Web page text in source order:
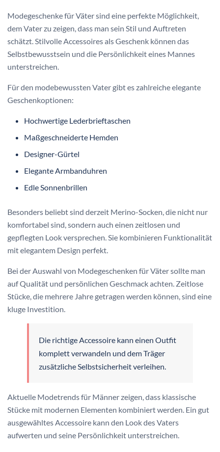
Modegeschenke für Väter sind eine perfekte Möglichkeit,
dem Vater zu zeigen, dass man sein Stil und Auftreten
schätzt. Stilvolle Accessoires als Geschenk können das
Selbstbewusstsein und die Persönlichkeit eines Mannes
unterstreichen.
Für den modebewussten Vater gibt es zahlreiche elegante
Geschenkoptionen:
Hochwertige Lederbrieftaschen
Maßgeschneiderte Hemden
Designer-Gürtel
Elegante Armbanduhren
Edle Sonnenbrillen
Besonders beliebt sind derzeit Merino-Socken, die nicht nur
komfortabel sind, sondern auch einen zeitlosen und
gepflegten Look versprechen. Sie kombinieren Funktionalität
mit elegantem Design perfekt.
Bei der Auswahl von Modegeschenken für Väter sollte man
auf Qualität und persönlichen Geschmack achten. Zeitlose
Stücke, die mehrere Jahre getragen werden können, sind eine
kluge Investition.
Die richtige Accessoire kann einen Outfit
komplett verwandeln und dem Träger
zusätzliche Selbstsicherheit verleihen.
Aktuelle Modetrends für Männer zeigen, dass klassische
Stücke mit modernen Elementen kombiniert werden. Ein gut
ausgewähltes Accessoire kann den Look des Vaters
aufwerten und seine Persönlichkeit unterstreichen.